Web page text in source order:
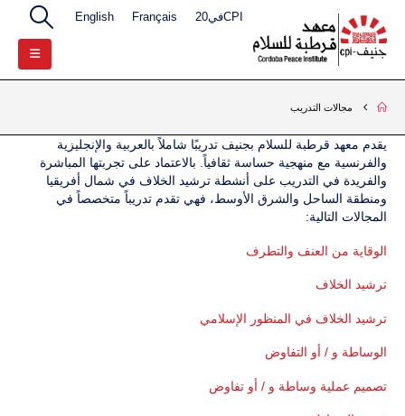
CPIفي20 Français
English
مجالات التدريب
يقدم معهد قرطبة للسلام بجنيف تدريبًا شاملاً بالعربية والإنجليزية
والفرنسية مع منهجية حساسة ثقافياً. بالاعتماد على تجربتها المباشرة
والفريدة في التدريب على أنشطة ترشيد الخلاف في شمال أفريقيا
ومنطقة الساحل والشرق الأوسط، فهي تقدم تدريباً متخصصاً في
المجالات التالية:
الوقاية من العنف والتطرف
ترشيد الخلاف
ترشيد الخلاف في المنظور الإسلامي
الوساطة و / أو التفاوض
تصميم عملية وساطة و / أو تفاوض